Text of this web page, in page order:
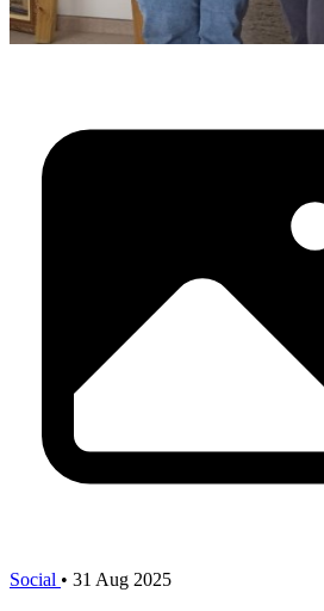
Social • 31 Aug 2025